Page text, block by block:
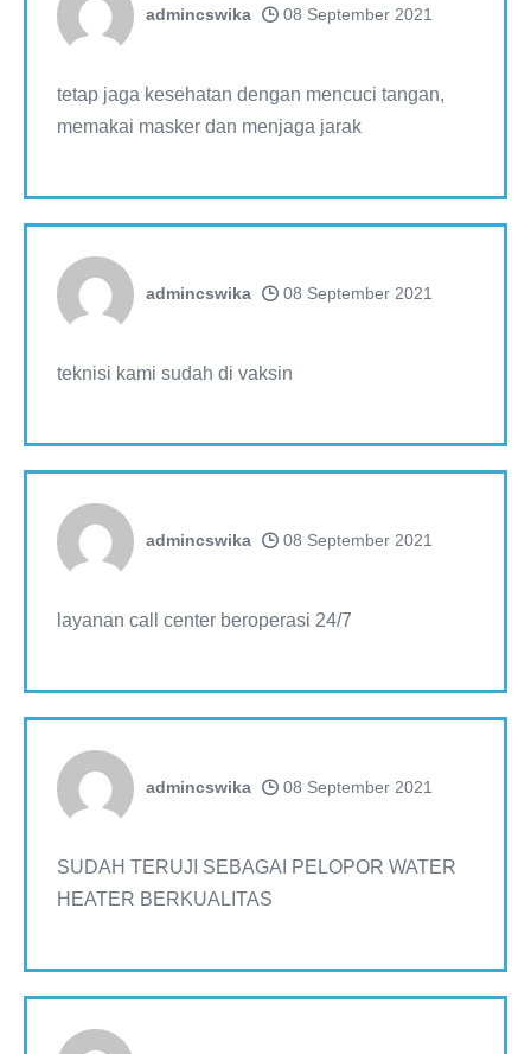
admincswika 08 September 2021
tetap jaga kesehatan dengan mencuci tangan,
memakai masker dan menjaga jarak
admincswika 08 September 2021
teknisi kami sudah di vaksin
admincswika 08 September 2021
layanan call center beroperasi 24/7
admincswika 08 September 2021
SUDAH TERUJI SEBAGAI PELOPOR WATER
HEATER BERKUALITAS